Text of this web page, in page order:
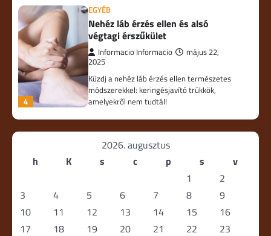
4
EGYÉB
Nehéz láb érzés ellen és alsó
végtagi érszűkület
Informacio Informacio
május 22,
2025
Küzdj a nehéz láb érzés ellen természetes
módszerekkel: keringésjavító trükkök,
amelyekről nem tudtál!
2026. augusztus
h
K s c p s
v
1
2
3
4 5 6 7 8
9
10
11 12 13 14 15
16
17
18 19 20 21 22 23